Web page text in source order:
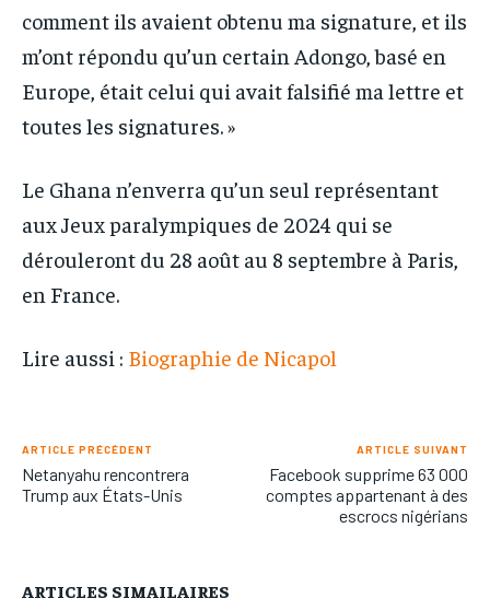
comment ils avaient obtenu ma signature, et ils
m’ont répondu qu’un certain Adongo, basé en
Europe, était celui qui avait falsifié ma lettre et
toutes les signatures. »
Le Ghana n’enverra qu’un seul représentant
aux Jeux paralympiques de 2024 qui se
dérouleront du 28 août au 8 septembre à Paris,
en France.
Lire aussi : Biographie de Nicapol
ARTICLE PRÉCÉDENT
Netanyahu rencontrera
Trump aux États-Unis
ARTICLE SUIVANT
Facebook supprime 63 000
comptes appartenant à des
escrocs nigérians
ARTICLES SIMAILAIRES